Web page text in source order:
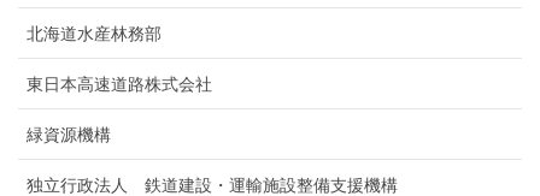
北海道水産林務部
東日本高速道路株式会社
緑資源機構
独立行政法人 鉄道建設・運輸施設整備支援機構